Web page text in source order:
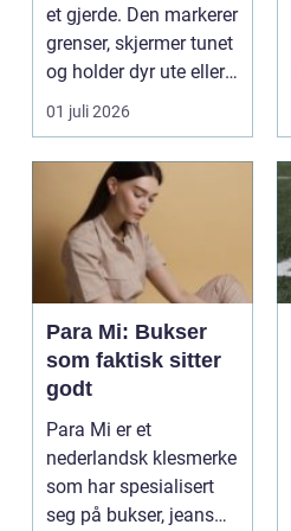
et gjerde. Den markerer
grenser, skjermer tunet
og holder dyr ute eller
inne, ...
01 juli 2026
Para Mi: Bukser
som faktisk sitter
godt
Para Mi er et
nederlandsk klesmerke
som har spesialisert
seg på bukser, jeans